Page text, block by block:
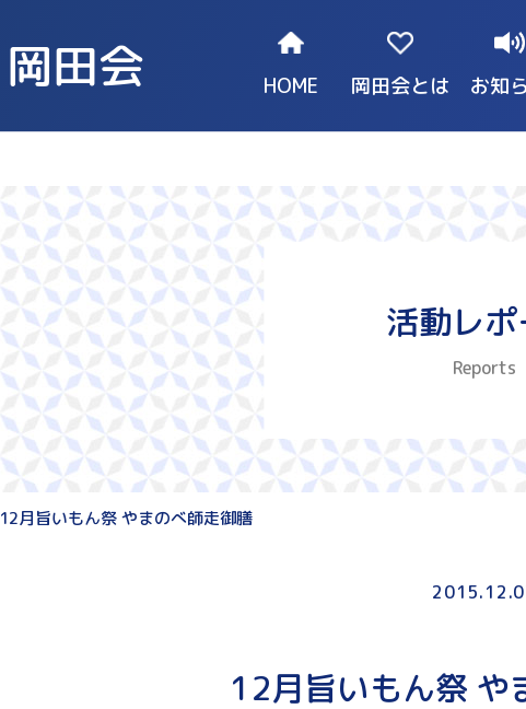
岡田会 HOME 岡田会とは お知
活動レポ
Reports
12月旨いもん祭 やまのべ師走御膳
12月旨いもん祭 や